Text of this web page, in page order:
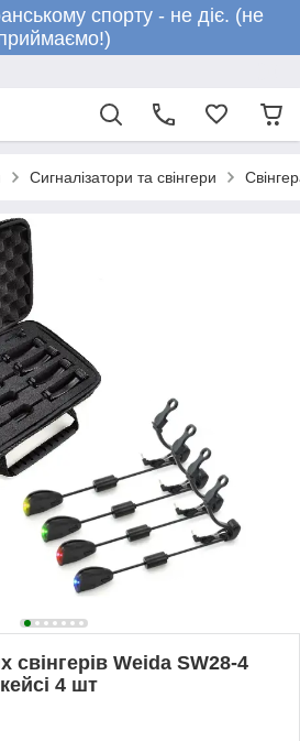
спорту - не діє. (не
Сигналізатори та свінгери
свінгерів Weida SW28-4
4 шт